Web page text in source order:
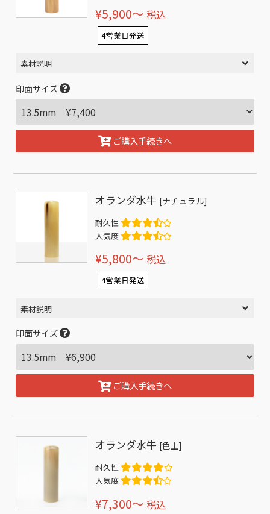
¥5,900〜 税込
4営業日発送
素材説明
印面サイズ
ご購入手続きへ
オランダ水牛 [ナチュラル]
耐久性
人気度
¥5,800〜 税込
4営業日発送
素材説明
印面サイズ
ご購入手続きへ
オランダ水牛 [色上]
耐久性
人気度
¥7,300〜 税込